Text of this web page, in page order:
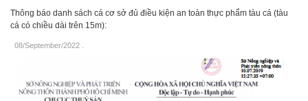
Thông báo danh sách cá cơ sở đủ điều kiện an toàn thực phẩm tàu cá (tàu
cá có chiều dài trên 15m):
08/September/2022